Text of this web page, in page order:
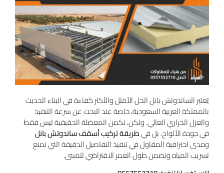
يُعتبر الساندوتش بانل الحل الأمثل والأكثر كفاءة في البناء الحديث
بالمملكة العربية السعودية، خاصة عند البحث عن سرعة التنفيذ
والعزل الحراري العالي. ولكن، تكمن المعضلة الحقيقية ليس فقط
في جودة الألواح، بل فيطريقة تركيب أسقف ساندوتش بانل
ومدى احترافية المقاول في تنفيذ التفاصيل الدقيقة التي تمنع
تسريب المياه وتضمن طول العمر الافتراضي للمبنى.